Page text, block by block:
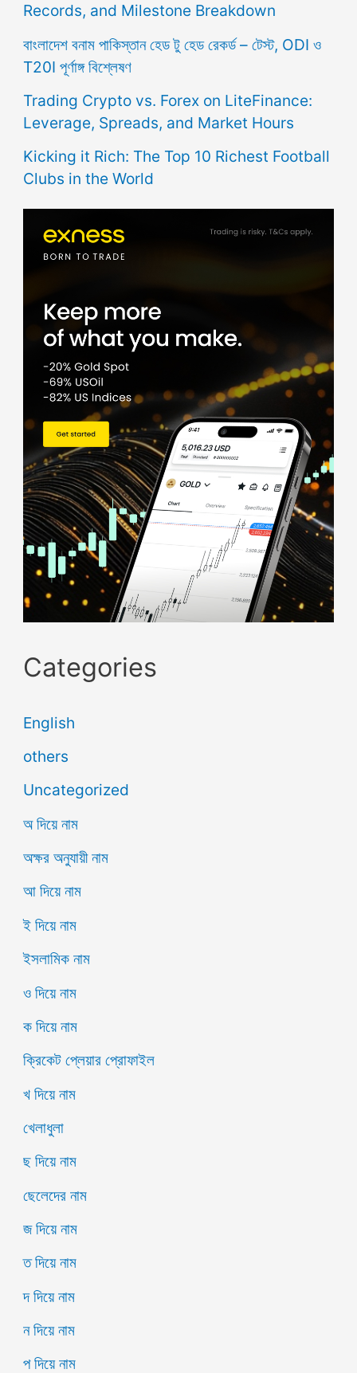
Records, and Milestone Breakdown
বাংলাদেশ বনাম পাকিস্তান হেড টু হেড রেকর্ড – টেস্ট, ODI ও
T20I পূর্ণাঙ্গ বিশ্লেষণ
Trading Crypto vs. Forex on LiteFinance:
Leverage, Spreads, and Market Hours
Kicking it Rich: The Top 10 Richest Football
Clubs in the World
Categories
English
others
Uncategorized
অ দিয়ে নাম
অক্ষর অনুযায়ী নাম
আ দিয়ে নাম
ই দিয়ে নাম
ইসলামিক নাম
ও দিয়ে নাম
ক দিয়ে নাম
ক্রিকেট প্লেয়ার প্রোফাইল
খ দিয়ে নাম
খেলাধুলা
ছ দিয়ে নাম
ছেলেদের নাম
জ দিয়ে নাম
ত দিয়ে নাম
দ দিয়ে নাম
ন দিয়ে নাম
প দিয়ে নাম